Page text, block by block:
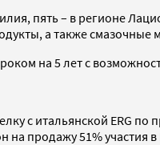
пять – в регионе
а также
на 5 лет с
с итальянской ERG
на продажу 51%